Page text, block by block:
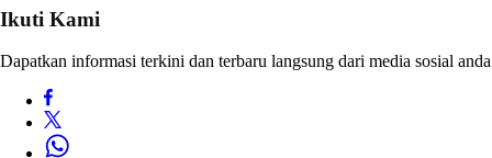
Ikuti Kami
Dapatkan informasi terkini dan terbaru langsung dari media sosial anda